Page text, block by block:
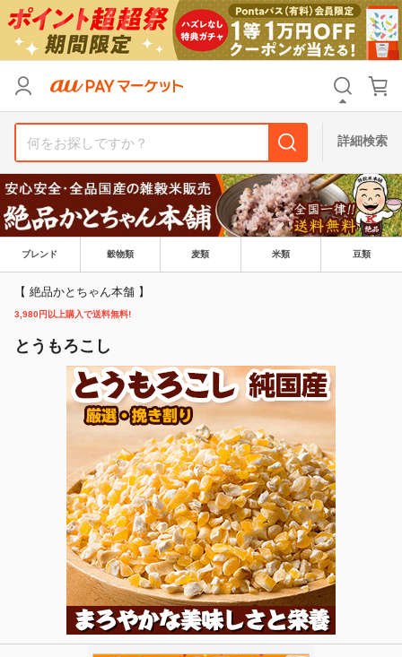
詳細検索
ブレンド 穀物類 麦類 米類 豆類
【 絶品かとちゃん本舗 】
3,980円以上購入で送料無料!
とうもろこし
支払い方法
その他の条件
送料無料 タイムセール
Pontaパス特典対象すべて
キーワード